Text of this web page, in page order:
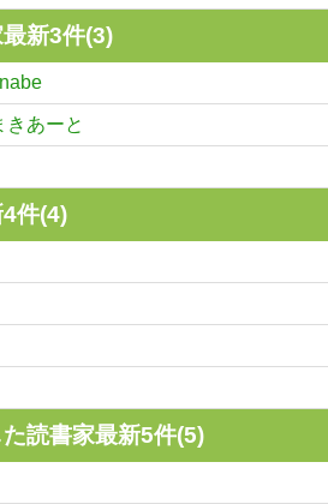
新3件(3)
きあーと
件(4)
読書家最新5件(5)